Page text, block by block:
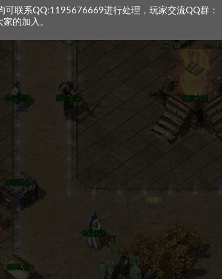
可联系QQ:1195676669进行处理，玩家交流QQ群：
的加入。